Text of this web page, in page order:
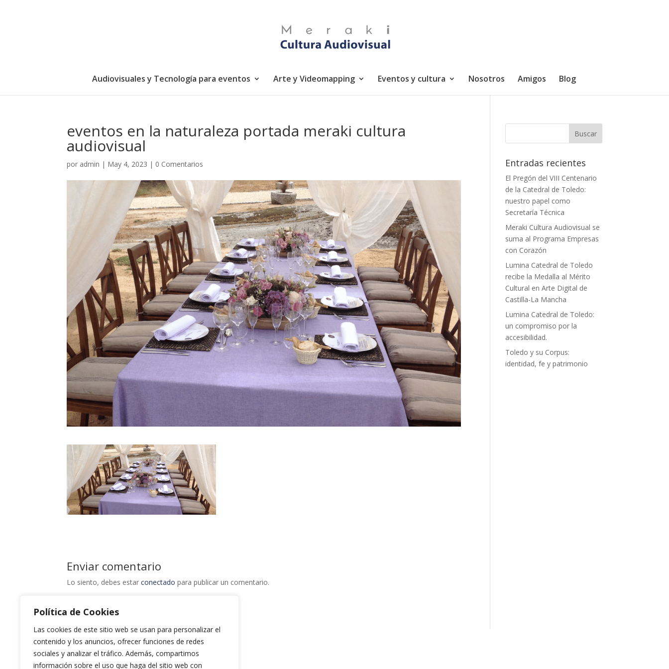
Política de Cookies
Las cookies de este sitio web se usan para personalizar el
contenido y los anuncios, ofrecer funciones de redes
sociales y analizar el tráfico. Además, compartimos
información sobre el uso que haga del sitio web con
Audiovisuales y Tecnología para eventos Arte y Videomapping Eventos y cultura Nosotros Amigos Blog
eventos en la naturaleza portada meraki cultura
audiovisual
por admin | May 4, 2023 | 0 Comentarios
Enviar comentario
Lo siento, debes estarconectado para publicar un comentario.
Entradas recientes
El Pregón del VIII Centenario
de la Catedral de Toledo:
nuestro papel como
Secretaría Técnica
Meraki Cultura Audiovisual se
suma al Programa Empresas
con Corazón
Lumina Catedral de Toledo
recibe la Medalla al Mérito
Cultural en Arte Digital de
Castilla-La Mancha
Lumina Catedral de Toledo:
un compromiso por la
accesibilidad.
Toledo y su Corpus:
identidad, fe y patrimonio